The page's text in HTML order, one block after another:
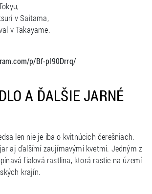
v Saitama,
v Takayame.
p/Bf-pl90Drrq/
A ĎALŠIE JARNÉ
len nie je iba o kvitnúcich čerešniach.
aj ďalšímí zaujímavými kvetmi. Jedným z
fialová rastlina, ktorá rastie na území
krajín.